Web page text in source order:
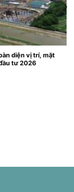
diện vị trí, mặt
tư 2026